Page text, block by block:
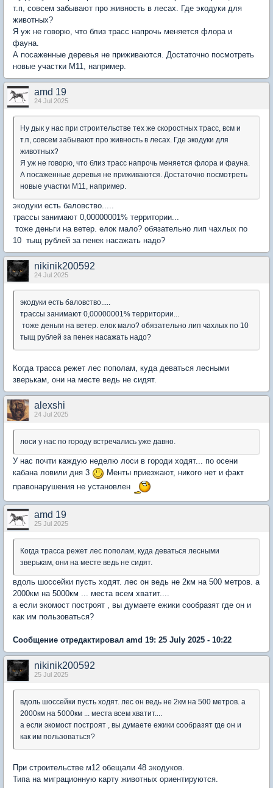
т.п, совсем забывают про живность в лесах. Где экодуки для
животных?
Я уж не говорю, что близ трасс напрочь меняется флора и
фауна.
А посаженные деревья не приживаются. Достаточно посмотреть
новые участки М11, например.
amd 19
24 Jul 2025
Ну дык у нас при строительстве тех же скоростных трасс, всм и
т.п, совсем забывают про живность в лесах. Где экодуки для
животных?
Я уж не говорю, что близ трасс напрочь меняется флора и фауна.
А посаженные деревья не приживаются. Достаточно посмотреть
новые участки М11, например.
экодуки есть баловство.....
трассы занимают 0,00000001% территории...
тоже деньги на ветер. елок мало? обязательно лип чахлых по
10 тыщ рублей за пенек насажать надо?
nikinik200592
24 Jul 2025
экодуки есть баловство.....
трассы занимают 0,00000001% территории...
тоже деньги на ветер. елок мало? обязательно лип чахлых по 10
тыщ рублей за пенек насажать надо?
Когда трасса режет лес пополам, куда деваться лесными
зверькам, они на месте ведь не сидят.
alexshi
24 Jul 2025
лоси у нас по городу встречались уже давно.
У нас почти каждую неделю лоси в городи ходят... по осени
кабана ловили дня 3
Менты приезжают, никого нет и факт
правонарушения не установлен
amd 19
25 Jul 2025
Когда трасса режет лес пополам, куда деваться лесными
зверькам, они на месте ведь не сидят.
вдоль шоссейки пусть ходят. лес он ведь не 2км на 500 метров. а
2000км на 5000км ... места всем хватит....
а если экомост построят , вы думаете ежики сообразят где он и
как им пользоваться?
Сообщение отредактировал amd 19: 25 July 2025 - 10:22
nikinik200592
25 Jul 2025
вдоль шоссейки пусть ходят. лес он ведь не 2км на 500 метров. а
2000км на 5000км ... места всем хватит....
а если экомост построят , вы думаете ежики сообразят где он и
как им пользоваться?
При строительстве м12 обещали 48 экодуков.
Типа на миграционную карту животных ориентируются.